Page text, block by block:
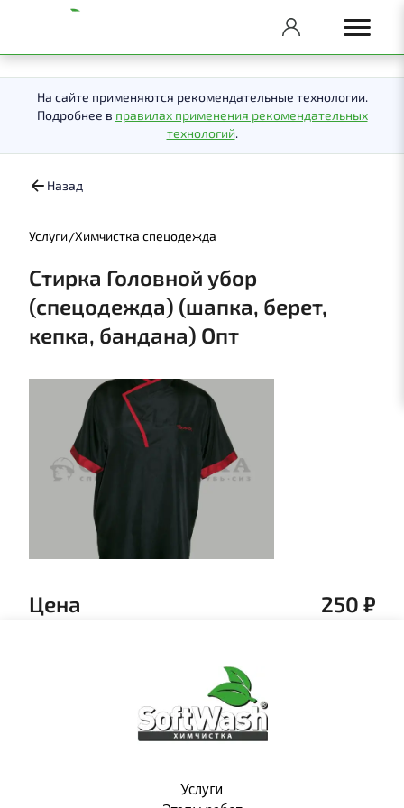
На сайте применяются рекомендательные технологии.
Подробнее в правилах применения рекомендательных
технологий.
Назад
Услуги/Химчистка спецодежда
Стирка Головной убор
(спецодежда) (шапка, берет,
кепка, бандана) Опт
Цена 250 ₽
Услуги